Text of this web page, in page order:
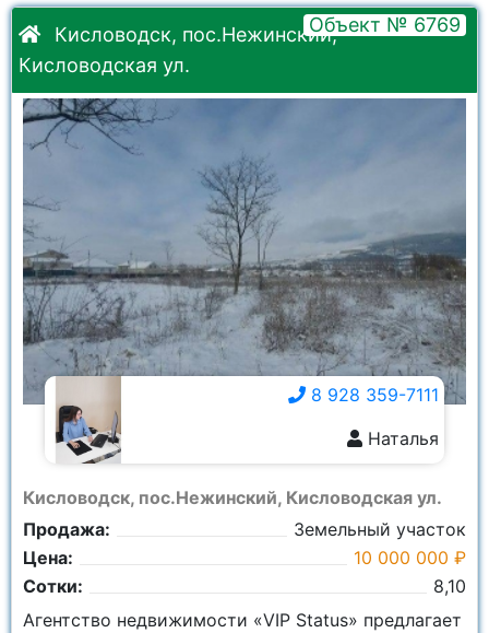
Кисловодск, пос.Нежинский,
Кисловодская ул.
Объект № 6769
Кисловодск, пос.Нежинский, Кисловодская ул.
Продажа:
Земельный участок
Цена:
10 000 000 ₽
Сотки:
8,10
8 928 359-7111
Наталья
Агентство недвижимости «VIP Status» предлагает